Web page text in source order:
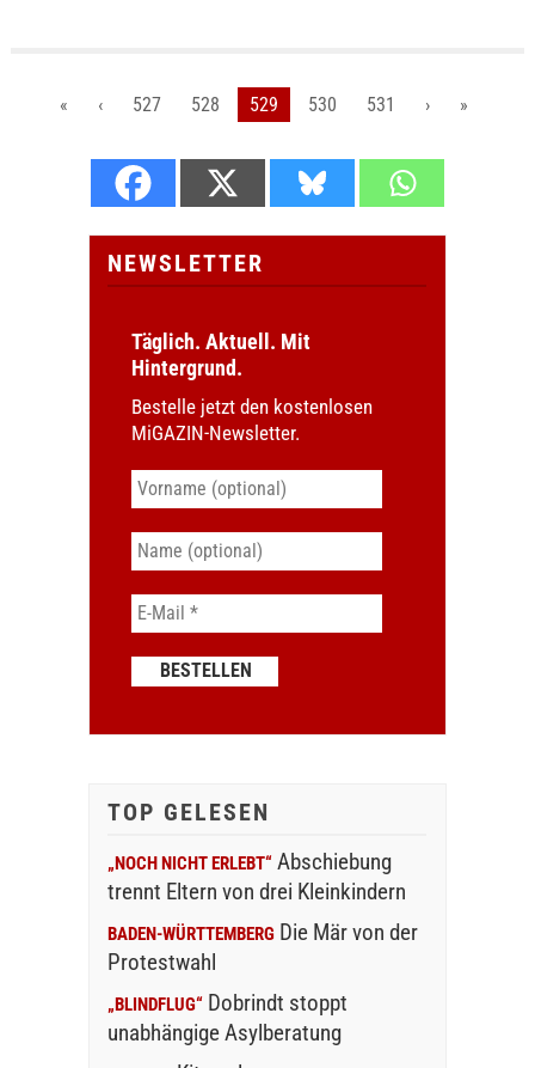
« ‹ 527 528 529 530 531 › »
NEWSLETTER
Täglich. Aktuell. Mit
Hintergrund.
Bestelle jetzt den kostenlosen
MiGAZIN-Newsletter.
TOP GELESEN
„NOCH NICHT ERLEBT“ Abschiebung
trennt Eltern von drei Kleinkindern
BADEN-WÜRTTEMBERG Die Mär von der
Protestwahl
„BLINDFLUG“ Dobrindt stoppt
unabhängige Asylberatung